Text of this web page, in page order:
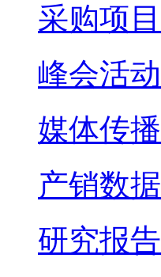
采购项目
峰会活动
媒体传播
产销数据
研究报告